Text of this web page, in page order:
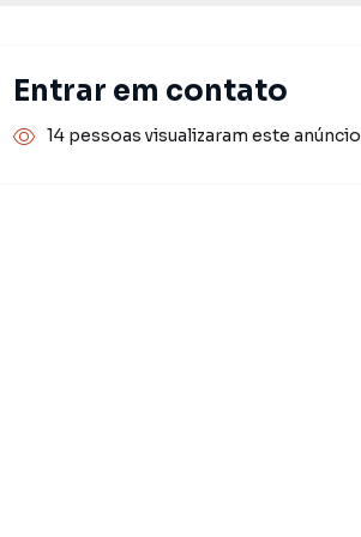
Entrar em contato
14 pessoas visualizaram este anúncio